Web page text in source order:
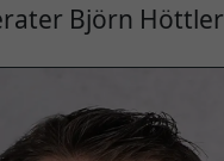
Björn Höttler